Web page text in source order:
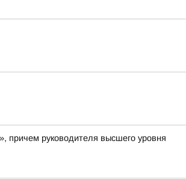
причем руководителя высшего уровня